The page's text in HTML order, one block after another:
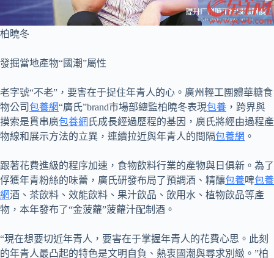
柏曉冬
發掘當地產物“國潮”屬性
老字號“不老”，要害在于捉住年青人的心。廣州輕工團體華糖食
物公司 包養網“廣氏”brand市場部總監柏曉冬表現包養 ，跨界與
摸索是貫串廣包養網 氏成長經過歷程的基因，廣氏將經由過程產
物線和展示方法的立異，連續拉近與年青人的間隔包養網 。
跟著花費進級的程序加速，食物飲料行業的產物與日俱新。為了
俘獲年青粉絲的味蕾，廣氏研發布局了預調酒、精釀包養啤包養
網酒、茶飲料、效能飲料、果汁飲品、飲用水、植物飲品等產
物，本年發布了“金菠蘿”菠蘿汁配制酒。
“現在想要切近年青人，要害在于掌握年青人的花費心思。此刻
的年青人最凸起的特色是文明自負、熱衷國潮與尋求別緻。”柏